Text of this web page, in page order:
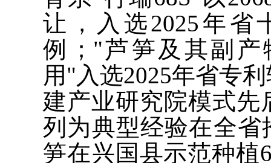
让，入选2025年省
例；"芦笋及其副
用"入选2025年省专
建产业研究院模式先
列为典型经验在全
笋在兴国县示范种植